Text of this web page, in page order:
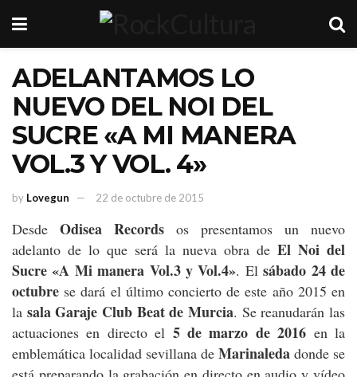
ADELANTAMOS LO
NUEVO DEL NOI DEL
SUCRE «A MI MANERA
VOL.3 Y VOL. 4»
by Lovegun 22 de octubre de 2015
Desde Odisea Records os presentamos un nuevo
adelanto de lo que será la nueva obra de El Noi del
Sucre «A Mi manera Vol.3 y Vol.4». Elsábado 24 de
octubre se dará el último concierto de este año 2015 en
la sala Garaje Club Beat de Murcia. Se reanudarán las
actuaciones en directo el 5 de marzo de 2016 en la
emblemática localidad sevillana de Marinaleda donde se